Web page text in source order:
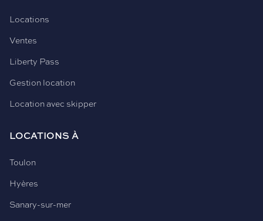
Locations
Ventes
Liberty Pass
Gestion location
Location avec skipper
LOCATIONS À
Toulon
Hyères
Sanary-sur-mer